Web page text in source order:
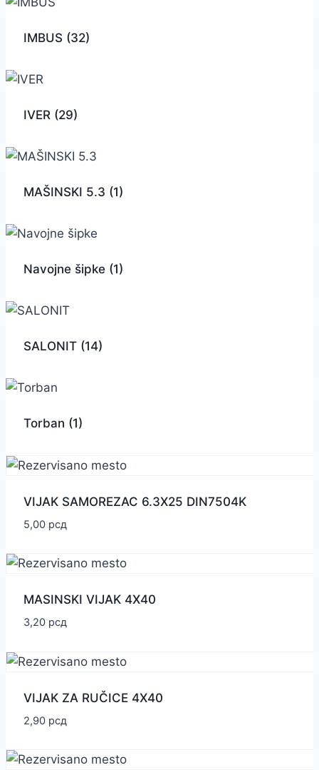
IMBUS (32)
IVER (29)
MAŠINSKI 5.3 (1)
Navojne šipke (1)
SALONIT (14)
Torban (1)
VIJAK SAMOREZAC 6.3X25 DIN7504K
5,00 рсд
MASINSKI VIJAK 4X40
3,20 рсд
VIJAK ZA RUČICE 4X40
2,90 рсд